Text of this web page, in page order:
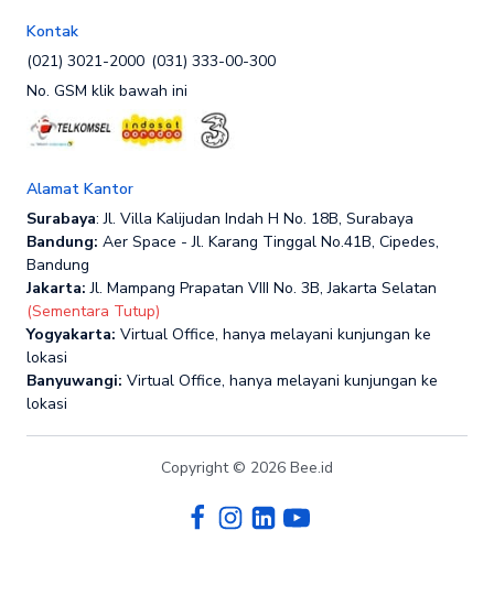
Kontak
(021) 3021-2000 (031) 333-00-300
No. GSM klik bawah ini
Alamat Kantor
Surabaya: Jl. Villa Kalijudan Indah H No. 18B, Surabaya
Bandung: Aer Space - Jl. Karang Tinggal No.41B, Cipedes,
Bandung
Jakarta: Jl. Mampang Prapatan VIII No. 3B, Jakarta Selatan
(Sementara Tutup)
Yogyakarta: Virtual Office, hanya melayani kunjungan ke
lokasi
Banyuwangi: Virtual Office, hanya melayani kunjungan ke
lokasi
Copyright © 2026 Bee.id